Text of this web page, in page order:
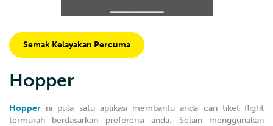
Semak Kelayakan Percuma
Hopper
Hopper ni pula satu aplikasi membantu anda cari tiket flight
termurah berdasarkan preferensi anda. Selain menggunakan